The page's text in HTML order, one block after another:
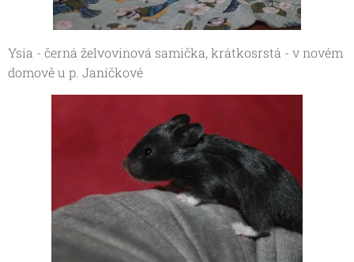
Ysia - černá želvovinová samička, krátkosrstá - v novém
domově u p. Janíčkové